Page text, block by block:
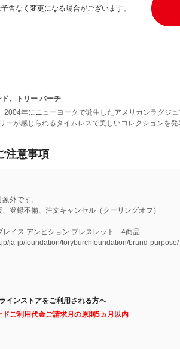
告なく変更になる場合がございます。
、トリー バーチ
2004年にニューヨークで誕生したアメリカンラグジュ
ーが感じられるタイムレスで美しいコレクションを発
注意事項
外です。
、登録不備、注文キャンセル（クーリングオフ）
レイス アンビション ブレスレット 4商品
ja-jp/foundation/toryburchfoundation/brand-purpose/
インストアをご利用される方へ
ご利用代金ご請求月の原則5ヵ月以内